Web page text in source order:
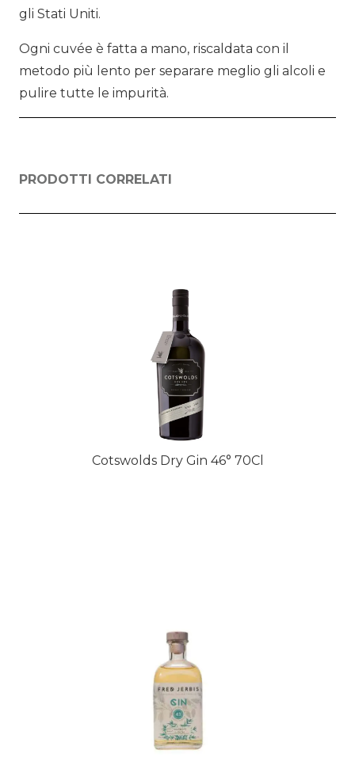
gli Stati Uniti.
Ogni cuvée è fatta a mano, riscaldata con il
metodo più lento per separare meglio gli alcoli e
pulire tutte le impurità.
PRODOTTI CORRELATI
Cotswolds Dry Gin 46° 70Cl